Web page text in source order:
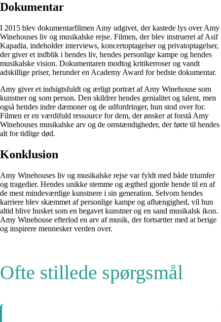
Dokumentar
I 2015 blev dokumentarfilmen Amy udgivet, der kastede lys over Amy
Winehouses liv og musikalske rejse. Filmen, der blev instrueret af Asif
Kapadia, indeholder interviews, koncertoptagelser og privatoptagelser,
der giver et indblik i hendes liv, hendes personlige kampe og hendes
musikalske vision. Dokumentaren modtog kritikerroser og vandt
adskillige priser, herunder en Academy Award for bedste dokumentar.
Amy giver et indsigtsfuldt og ærligt portræt af Amy Winehouse som
kunstner og som person. Den skildrer hendes genialitet og talent, men
også hendes indre dæmoner og de udfordringer, hun stod over for.
Filmen er en værdifuld ressource for dem, der ønsker at forstå Amy
Winehouses musikalske arv og de omstændigheder, der førte til hendes
alt for tidlige død.
Konklusion
Amy Winehouses liv og musikalske rejse var fyldt med både triumfer
og tragedier. Hendes unikke stemme og ægthed gjorde hende til en af ​​
de mest mindeværdige kunstnere i sin generation. Selvom hendes
karriere blev skæmmet af personlige kampe og afhængighed, vil hun
altid blive husket som en begavet kunstner og en sand musikalsk ikon.
Amy Winehouse efterlod en arv af musik, der fortsætter med at berige
og inspirere mennesker verden over.
Ofte stillede spørgsmål